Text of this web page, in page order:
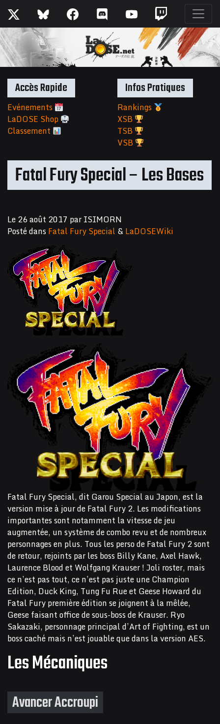
Fatal Fury Special – Les Bases
Le26 août 2017 parISIMORN
Posté dansFatal Fury Special & LaDOSEWiki
Fatal Fury Special, dit Garou Special au Japon, est la
version mise à jour de Fatal Fury 2. Les modifications
importantes sont notamment la vitesse de jeu
augmentée, un système de combo revu et de nombreux
personnages en plus. Tous les perso de Fatal Fury 2 sont
de retour, rejoints par les boss Billy Kane, Axel Hawk,
Laurence Blood et Wolfgang Krauser ! Joli roster, mais
ce n’est pas tout, ce n’est pas juste une Champion
Edition, Duck King, Tung Fu Rue et Geese Howard du
Fatal Fury première édition se joignent à la mêlée,
Geese faisant office de sous-boss de Krauser. Ryo
Sakazaki, personnage principal d’Art of Fighting, est un
boss caché mais n’est jouable que dans la version AES.
Les Mécaniques
Avancer Accroupi
Accès Rapide
Evénements
LaDOSE Shop
Classement
Infos Pratiques
Rankings
XSB
TSB
VSB